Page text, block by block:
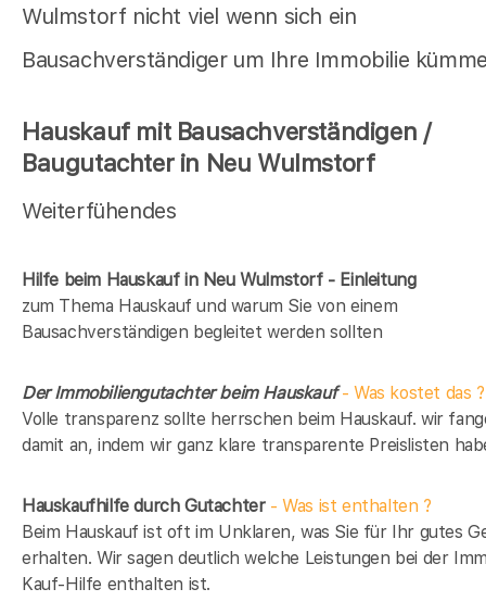
Wulmstorf nicht viel wenn sich ein
Bausachverständiger um Ihre Immobilie
Hauskauf mit Bausachverständigen /
Baugutachter in Neu Wulmstorf
Weiterfühendes
Hilfe beim Hauskauf in Neu Wulmstorf - Einleitung
zum Thema Hauskauf und warum Sie von einem
Bausachverständigen begleitet werden sollten
Der Immobiliengutachter beim Hauskauf- Was kostet das ?
Volle transparenz sollte herrschen beim Hauskauf. wir
damit an, indem wir ganz klare transparente Preislisten
Hauskaufhilfe durch Gutachter- Was ist enthalten ?
Beim Hauskauf ist oft im Unklaren, was Sie für Ihr gutes
erhalten. Wir sagen deutlich welche Leistungen bei der
Kauf-Hilfe enthalten ist.